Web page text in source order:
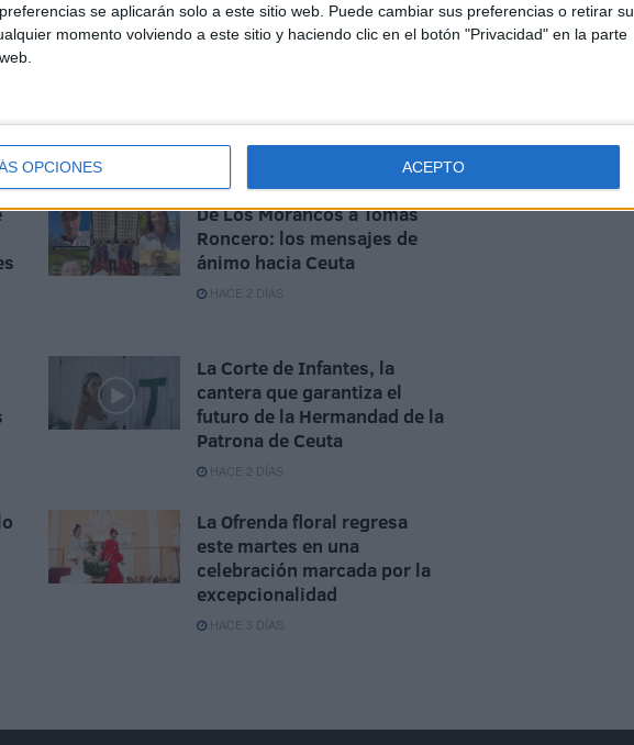
se aplicarán solo a este sitio web. Puede cambiar sus preferencias o retirar su
momento volviendo a este sitio y haciendo clic en el botón "Privacidad" en la parte
OPCIONES ACEPTO
De Los Morancos a Tomás
Roncero: los mensajes de
ánimo hacia Ceuta
HACE 2 DÍAS
La Corte de Infantes, la
cantera que garantiza el
futuro de la Hermandad de la
Patrona de Ceuta
HACE 2 DÍAS
La Ofrenda floral regresa
este martes en una
celebración marcada por la
excepcionalidad
HACE 3 DÍAS